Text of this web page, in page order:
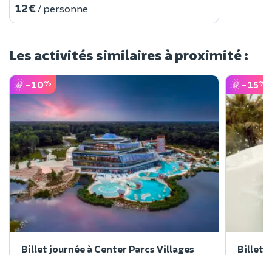
12 € / personne
Les activités similaires à proximité :
-10%
Billet journée à Center Parcs Villages
-15%
Billet